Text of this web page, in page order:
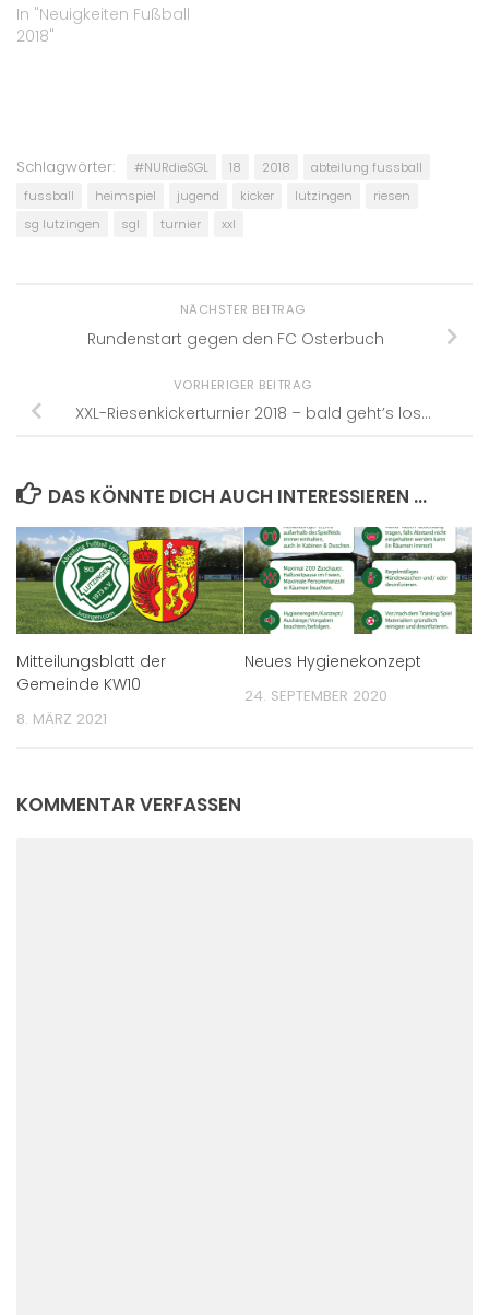
In "Neuigkeiten Fußball
2018"
Schlagwörter: #NURdieSGL 18 2018
abteilung fussball
fussball
heimspiel jugend kicker lutzingen
riesen
sg lutzingen
sgl turnier xxl
NÄCHSTER BEITRAG
Rundenstart gegen den FC Osterbuch
VORHERIGER BEITRAG
XXL-Riesenkickerturnier 2018 – bald geht’s los…
DAS KÖNNTE DICH AUCH INTERESSIEREN …
Mitteilungsblatt der
Gemeinde KW10
8. MÄRZ 2021
Neues Hygienekonzept
24. SEPTEMBER 2020
KOMMENTAR VERFASSEN